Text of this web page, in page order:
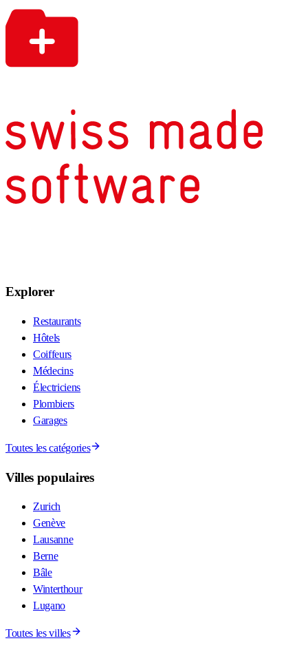
Explorer
Restaurants
Hôtels
Coiffeurs
Médecins
Électriciens
Plombiers
Garages
Toutes les catégories
Villes populaires
Zurich
Genève
Lausanne
Berne
Bâle
Winterthour
Lugano
Toutes les villes